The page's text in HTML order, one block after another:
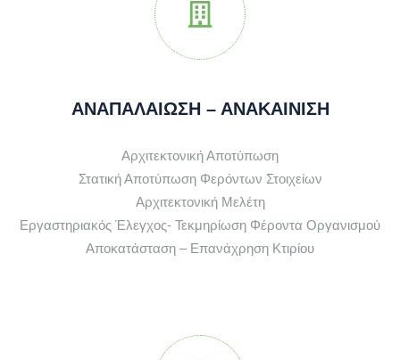

ΑΝΑΠΑΛΑΙΩΣΗ – ΑΝΑΚΑΙΝΙΣΗ
Αρχιτεκτονική Αποτύπωση
Στατική Αποτύπωση Φερόντων Στοιχείων
Αρχιτεκτονική Μελέτη
Εργαστηριακός Έλεγχος- Τεκμηρίωση Φέροντα Οργανισμού
Αποκατάσταση – Επανάχρηση Κτιρίου